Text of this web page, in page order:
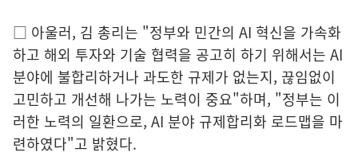
□ 아울러, 김 총리는 "정부와 민간의 AI 혁신을 가속화
하고 해외 투자와 기술 협력을 공고히 하기 위해서는 AI
분야에 불합리하거나 과도한 규제가 없는지, 끊임없이
고민하고 개선해 나가는 노력이 중요"하며, "정부는 이
러한 노력의 일환으로, AI 분야 규제합리화 로드맵을 마
련하였다"고 밝혔다.